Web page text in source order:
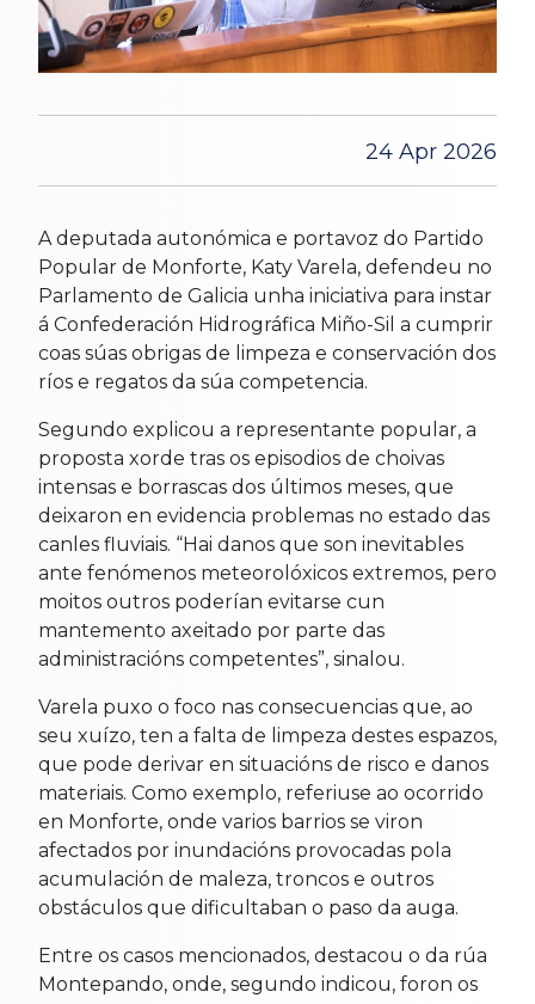
24 Apr 2026
A deputada autonómica e portavoz do Partido
Popular de Monforte, Katy Varela, defendeu no
Parlamento de Galicia unha iniciativa para instar
á Confederación Hidrográfica Miño-Sil a cumprir
coas súas obrigas de limpeza e conservación dos
ríos e regatos da súa competencia.
Segundo explicou a representante popular, a
proposta xorde tras os episodios de choivas
intensas e borrascas dos últimos meses, que
deixaron en evidencia problemas no estado das
canles fluviais. “Hai danos que son inevitables
ante fenómenos meteorolóxicos extremos, pero
moitos outros poderían evitarse cun
mantemento axeitado por parte das
administracións competentes”, sinalou.
Varela puxo o foco nas consecuencias que, ao
seu xuízo, ten a falta de limpeza destes espazos,
que pode derivar en situacións de risco e danos
materiais. Como exemplo, referiuse ao ocorrido
en Monforte, onde varios barrios se viron
afectados por inundacións provocadas pola
acumulación de maleza, troncos e outros
obstáculos que dificultaban o paso da auga.
Entre os casos mencionados, destacou o da rúa
Montepando, onde, segundo indicou, foron os